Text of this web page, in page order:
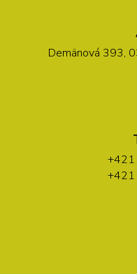
Demänová 393,